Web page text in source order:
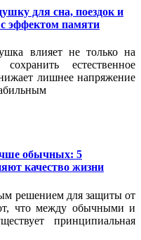
для сна, поездок и
эффектом памяти
влияет не только на
естественное
лишнее напряжение
обычных: 5
качество жизни
решением для защиты от
что между обычными и
принципиальная